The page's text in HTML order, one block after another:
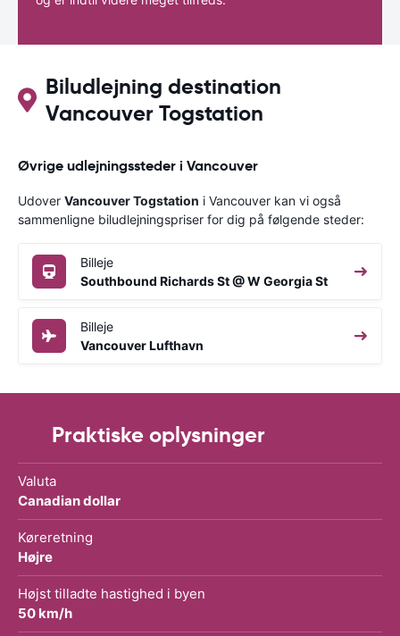
Biludlejning destination
Vancouver Togstation
Øvrige udlejningssteder i Vancouver
Udover Vancouver Togstation i Vancouver kan vi også
sammenligne biludlejningspriser for dig på følgende steder:
Billeje
Southbound Richards St @ W Georgia St
Billeje
Vancouver Lufthavn
Praktiske oplysninger
Valuta
Canadian dollar
Køreretning
Højre
Højst tilladte hastighed i byen
50 km/h